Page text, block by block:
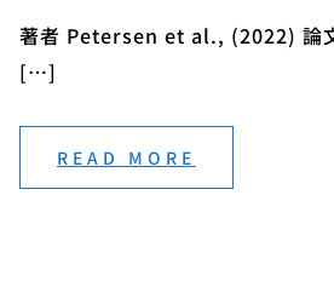
著者 Petersen et al., (2022) 論
[…]
READ MORE